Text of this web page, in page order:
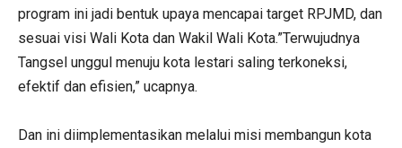
program ini jadi bentuk upaya mencapai target RPJMD, dan
sesuai visi Wali Kota dan Wakil Wali Kota.”Terwujudnya
Tangsel unggul menuju kota lestari saling terkoneksi,
efektif dan efisien,” ucapnya.
Dan ini diimplementasikan melalui misi membangun kota